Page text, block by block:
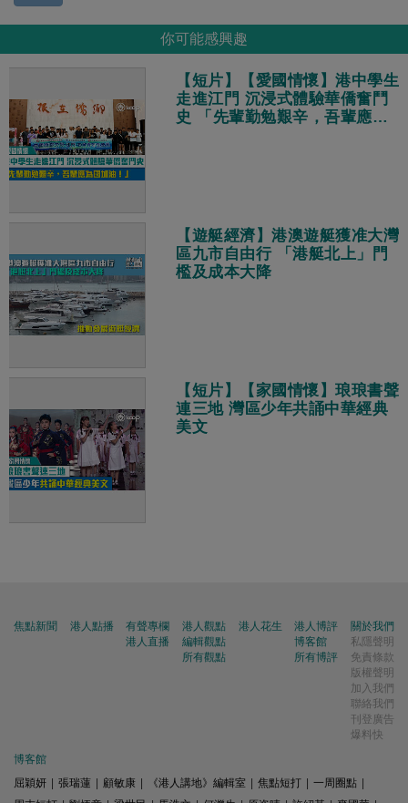
你可能感興趣
【短片】【愛國情懷】港中學生
走進江門 沉浸式體驗華僑奮鬥
史 「先輩勤勉艱辛，吾輩應為
【遊艇經濟】港澳遊艇獲准大灣
區九市自由行 「港艇北上」門
檻及成本大降
【短片】【家國情懷】琅琅書聲
連三地 灣區少年共誦中華經典
美文
焦點新聞 港人點播
有聲專欄
港人直播
港人觀點
編輯觀點
所有觀點
港人花生
港人博評
博客館
所有博評
關於我們
私隱聲明
免責條款
版權聲明
加入我們
聯絡我們
刊登廣告
爆料快
博客館
屈穎妍
張瑞蓮 顧敏康 《港人講地》編輯室 焦點短打 一周圈點